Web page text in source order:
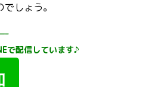
しょう。
で配信しています♪